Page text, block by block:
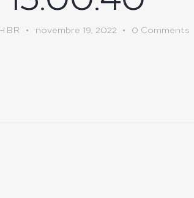
novembre 19, 2022 0 Comments